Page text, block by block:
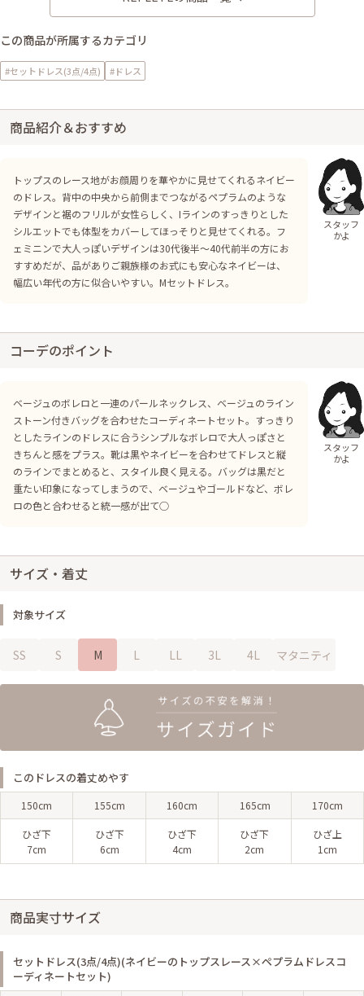
この商品が所属するカテゴリ
#セットドレス(3点/4点) #ドレス
商品紹介＆おすすめ
トップスのレース地がお顔周りを華やかに見せてくれるネイビー
のドレス。背中の中央から前側までつながるペプラムのような
デザインと裾のフリルが女性らしく、Iラインのすっきりとした
シルエットでも体型をカバーしてほっそりと見せてくれる。フ
ェミニンで大人っぽいデザインは30代後半～40代前半の方にお
すすめだが、品がありご親族様のお式にも安心なネイビーは、
幅広い年代の方に似合いやすい。Mセットドレス。
スタッフ
かよ
コーデのポイント
ベージュのボレロと一連のパールネックレス、ベージュのライン
ストーン付きバッグを合わせたコーディネートセット。すっきり
としたラインのドレスに合うシンプルなボレロで大人っぽさと
きちんと感をプラス。靴は黒やネイビーを合わせてドレスと縦
のラインでまとめると、スタイル良く見える。バッグは黒だと
重たい印象になってしまうので、ベージュやゴールドなど、ボレ
ロの色と合わせると統一感が出て○
スタッフ
かよ
サイズ・着丈
対象サイズ
SS S M L LL 3L 4L マタニティ
このドレスの着丈めやす
150cm 155cm 160cm 165cm 170cm
ひざ下
7cm
ひざ下
6cm
ひざ下
4cm
ひざ下
2cm
ひざ上
1cm
商品実寸サイズ
セットドレス(3点/4点)(ネイビーのトップスレース×ペプラムドレスコ
ーディネートセット)